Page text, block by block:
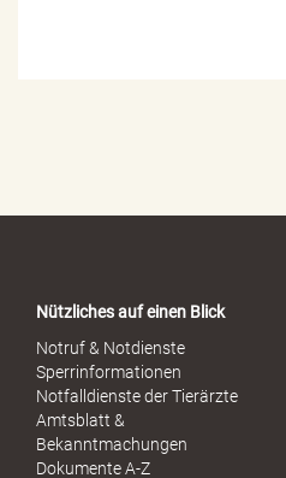
o
x
Nützliches auf einen Blick
Notruf & Notdienste
Sperrinformationen
Notfalldienste der Tierärzte
Amtsblatt &
Bekanntmachungen
Dokumente A-Z